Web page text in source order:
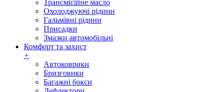
Трансмісійне масло
Охолоджуючі рідини
Гальмівні рідини
Присадки
Змазки автомобільні
Комфорт та захист
+
Автоковрики
Бризговики
Багажні бокси